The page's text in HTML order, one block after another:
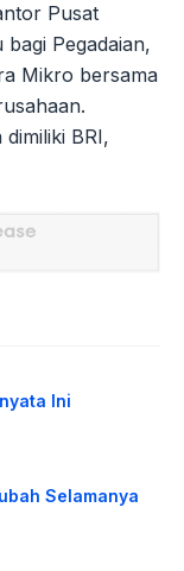
Pusat
Pegadaian,
Mikro bersama
BRI,
Ini
Selamanya